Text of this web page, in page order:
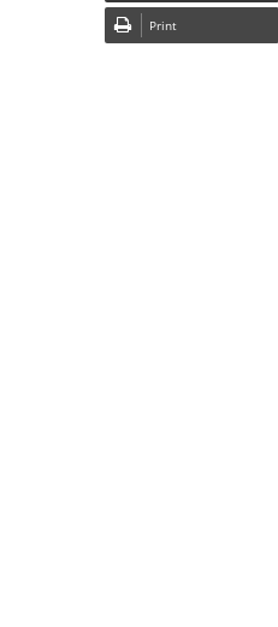
Print